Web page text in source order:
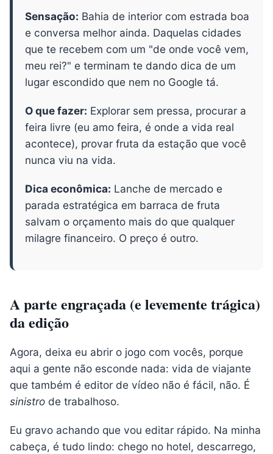
Sensação: Bahia de interior com estrada boa
e conversa melhor ainda. Daquelas cidades
que te recebem com um "de onde você vem,
meu rei?" e terminam te dando dica de um
lugar escondido que nem no Google tá.
O que fazer: Explorar sem pressa, procurar a
feira livre (eu amo feira, é onde a vida real
acontece), provar fruta da estação que você
nunca viu na vida.
Dica econômica: Lanche de mercado e
parada estratégica em barraca de fruta
salvam o orçamento mais do que qualquer
milagre financeiro. O preço é outro.
A parte engraçada (e levemente trágica)
da edição
Agora, deixa eu abrir o jogo com vocês, porque
aqui a gente não esconde nada: vida de viajante
que também é editor de vídeo não é fácil, não. É
sinistro de trabalhoso.
Eu gravo achando que vou editar rápido. Na minha
cabeça, é tudo lindo: chego no hotel, descarrego,